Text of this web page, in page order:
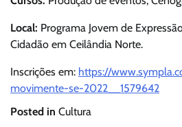
Local: Programa Jovem de
Cidadão em Ceilândia Norte.
Inscrições em: https://
movimente-se-2022__1579642
Posted in Cultura